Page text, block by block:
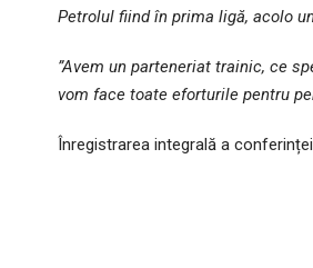
Petrolul fiind în prima ligă, acolo
”Avem un parteneriat trainic, ce
vom face toate eforturile pentru
Înregistrarea integrală a